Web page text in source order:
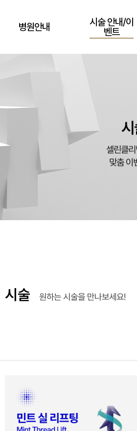
병원안내
시술 안내/이
벤트
셀린클
맞춤 이
시술 원하는 시술을 만나보세요!